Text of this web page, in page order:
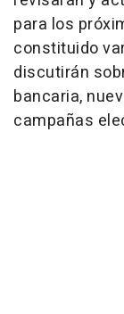
para los
constituido
discutirán
bancaria,
campañas